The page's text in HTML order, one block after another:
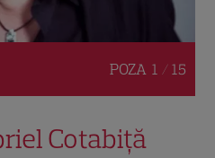
POZA 1 / 15
Cotabiță